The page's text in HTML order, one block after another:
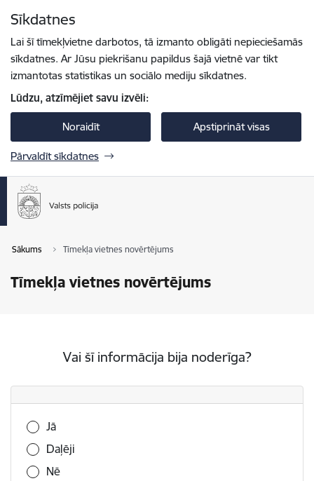
Sīkdatnes
Lai šī tīmekļvietne darbotos, tā izmanto obligāti nepieciešamās
sīkdatnes. Ar Jūsu piekrišanu papildus šajā vietnē var tikt
izmantotas statistikas un sociālo mediju sīkdatnes.
Lūdzu, atzīmējiet savu izvēli:
Noraidīt Apstiprināt visas
Pārvaldīt sīkdatnes
Sākums Tīmekļa vietnes novērtējums
Tīmekļa vietnes novērtējums
Vai šī informācija bija noderīga?
Vai šī informācija bija noderīga?
Jā
Daļēji
Nē